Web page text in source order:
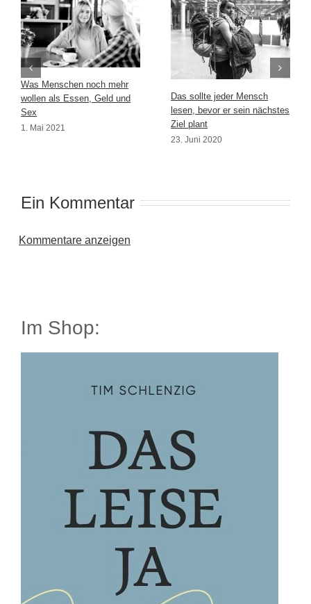
Was Menschen noch mehr
wollen als Essen, Geld und
Sex
1. Mai 2021
Das sollte jeder Mensch
lesen, bevor er sein nächstes
Ziel plant
23. Juni 2020
Ein Kommentar
Kommentare anzeigen
Im Shop: